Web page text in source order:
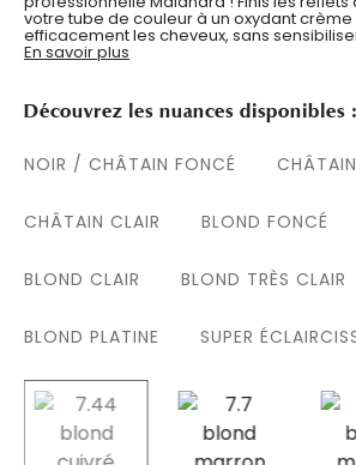
votre tube de couleur à un oxydant
efficacement les cheveux, sans
En savoir plus
Découvrez les nuances disponibles :
NOIR / CHÂTAIN FONCÉ CHÂTAIN
CHÂTAIN CLAIR BLOND FONCÉ
BLOND CLAIR BLOND TRÈS CLAIR
BLOND PLATINE SUPER